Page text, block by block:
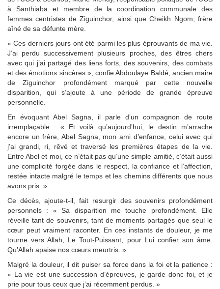
à Santhiaba et membre de la coordination communale des
femmes centristes de Ziguinchor, ainsi que Cheikh Ngom, frère
aîné de sa défunte mère.
« Ces derniers jours ont été parmi les plus éprouvants de ma vie.
J’ai perdu successivement plusieurs proches, des êtres chers
avec qui j’ai partagé des liens forts, des souvenirs, des combats
et des émotions sincères », confie Abdoulaye Baldé, ancien maire
de Ziguinchor profondément marqué par cette nouvelle
disparition, qui s’ajoute à une période de grande épreuve
personnelle.
En évoquant Abel Sagna, il parle d’un compagnon de route
irremplaçable : « Et voilà qu’aujourd’hui, le destin m’arrache
encore un frère, Abel Sagna, mon ami d’enfance, celui avec qui
j’ai grandi, ri, rêvé et traversé les premières étapes de la vie.
Entre Abel et moi, ce n’était pas qu’une simple amitié, c’était aussi
une complicité forgée dans le respect, la confiance et l’affection,
restée intacte malgré le temps et les chemins différents que nous
avons pris. »
Ce décès, ajoute-t-il, fait resurgir des souvenirs profondément
personnels : « Sa disparition me touche profondément. Elle
réveille tant de souvenirs, tant de moments partagés que seul le
cœur peut vraiment raconter. En ces instants de douleur, je me
tourne vers Allah, Le Tout-Puissant, pour Lui confier son âme.
Qu’Allah apaise nos cœurs meurtris. »
Malgré la douleur, il dit puiser sa force dans la foi et la patience :
« La vie est une succession d’épreuves, je garde donc foi, et je
prie pour tous ceux que j’ai récemment perdus. »